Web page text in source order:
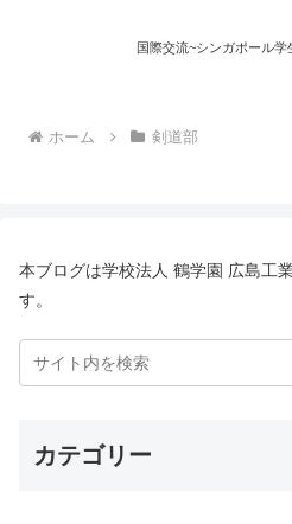
国際交流~シンガポール学
ホーム 剣道部
本ブログは学校法人 鶴学園 広島工
す。
カテゴリー